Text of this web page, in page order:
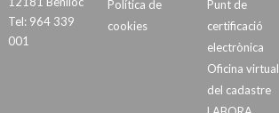
Tel: 964 339
001
Política de
cookies
Punt de
certificació
electrònica
Oficina virtual
del cadastre